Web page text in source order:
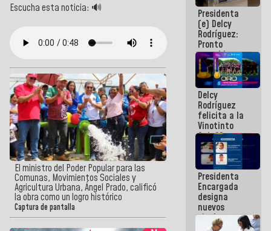
Escucha esta noticia: 🔊
El ministro del Poder Popular para las
Comunas, Movimientos Sociales y
Agricultura Urbana, Ángel Prado, calificó
la obra como un logro histórico
Captura de pantalla
Presidenta
(e) Delcy
Rodríguez:
Pronto
restableceremos
las
operaciones
en el
Aeropuerto
Internacional
de
Maiquetía
Delcy
Rodríguez
felicita a la
Vinotinto
Sub 20
campeona
frente
México Sub
23 en los
Centroamericanos
Presidenta
Encargada
designa
nuevos
titulares en